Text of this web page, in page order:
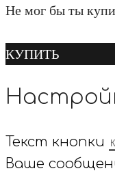
Не мог бы ты
КУПИТЬ
Текст кнопки
Ваше